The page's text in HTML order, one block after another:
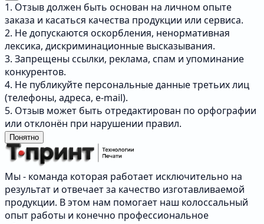
1. Отзыв должен быть основан на личном опыте
заказа и касаться качества продукции или сервиса.
2. Не допускаются оскорбления, ненормативная
лексика, дискриминационные высказывания.
3. Запрещены ссылки, реклама, спам и упоминание
конкурентов.
4. Не публикуйте персональные данные третьих лиц
(телефоны, адреса, e-mail).
5. Отзыв может быть отредактирован по орфографии
или отклонён при нарушении правил.
Понятно
Мы - команда которая работает исключительно на
результат и отвечает за качество изготавливаемой
продукции. В этом нам помогает наш колоссальный
опыт работы и конечно профессиональное